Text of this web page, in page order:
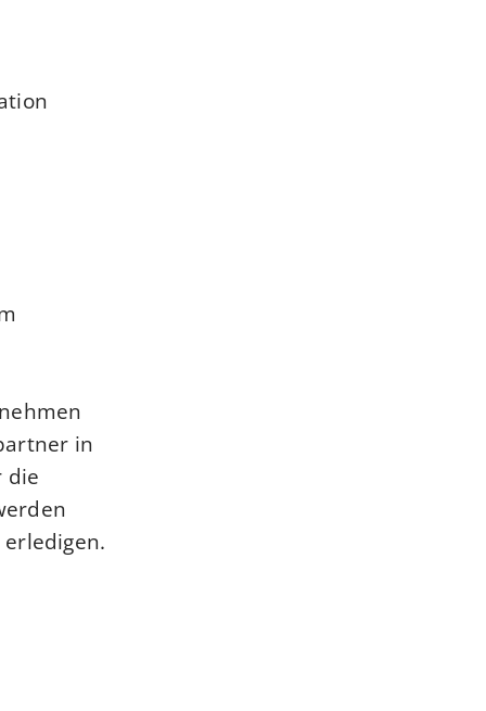
in
die